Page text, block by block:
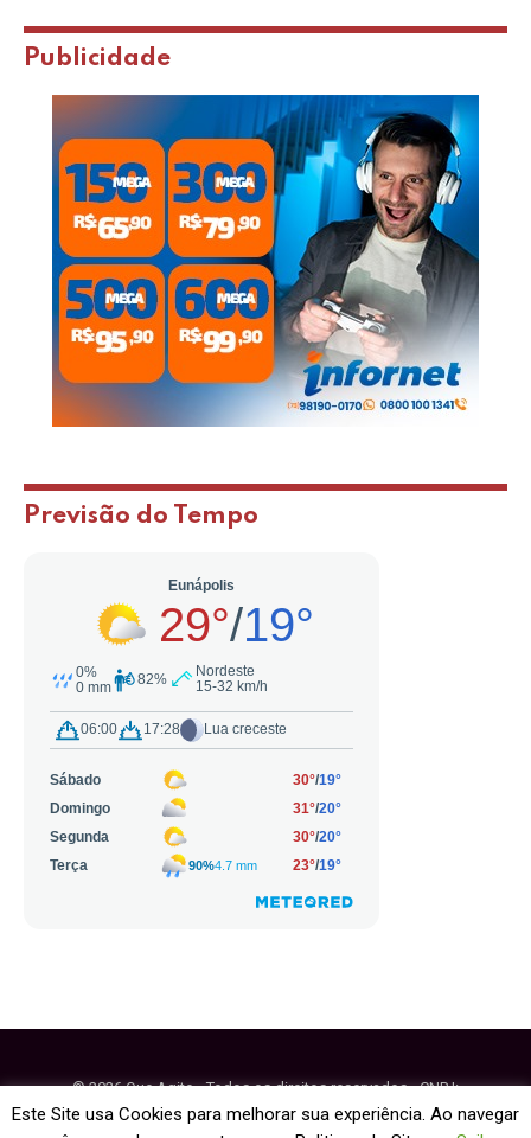
Publicidade
Previsão do Tempo
© 2026 Que Agito - Todos os direitos reservados - CNPJ:
64.884.270/0001-95
Este Site usa Cookies para melhorar sua experiência. Ao navegar